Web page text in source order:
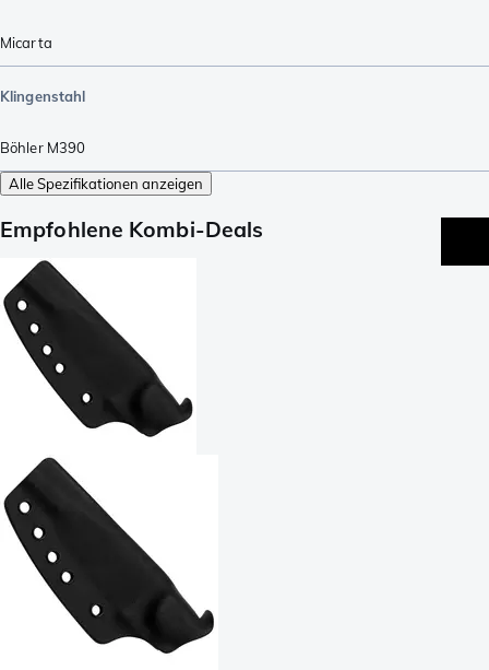
Micarta
Klingenstahl
Böhler M390
Alle Spezifikationen anzeigen
Empfohlene Kombi-Deals